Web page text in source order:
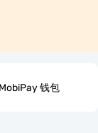
钱包